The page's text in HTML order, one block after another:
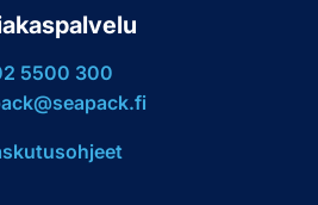
5500 300